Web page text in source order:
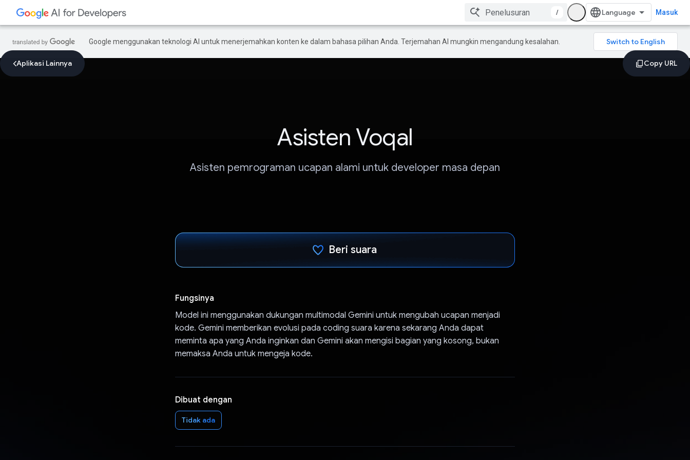
/ Masuk
Google menggunakan teknologi AI untuk menerjemahkan konten ke dalam bahasa pilihan Anda. Terjemahan AI mungkin mengandung kesalahan.
Aplikasi Lainnya
Asisten Voqal
Asisten pemrograman ucapan alami untuk developer masa depan
Beri suara
Fungsinya
Model ini menggunakan dukungan multimodal Gemini untuk mengubah ucapan menjadi
kode. Gemini memberikan evolusi pada coding suara karena sekarang Anda dapat
meminta apa yang Anda inginkan dan Gemini akan mengisi bagian yang kosong, bukan
memaksa Anda untuk mengeja kode.
Dibuat dengan
Tidak ada